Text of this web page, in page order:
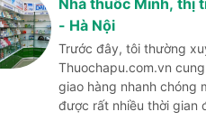
Nhà thuốc Minh, thị
- Hà Nội
Trước đây, tôi thường
Thuochapu.com.vn
giao hàng nhanh chóng
được rất nhiều thời gian